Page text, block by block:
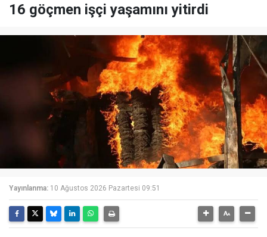
16 göçmen işçi yaşamını yitirdi
Yayınlanma: 10 Ağustos 2026 Pazartesi 09:51